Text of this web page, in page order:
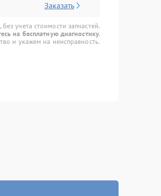
Заказать
учета стоимости запчастей.
на бесплатную диагностику.
и укажем на неисправность.